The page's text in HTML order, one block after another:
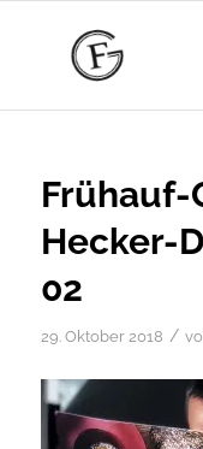
Frühauf-
Hecker-
02
29. Oktober 2018 /